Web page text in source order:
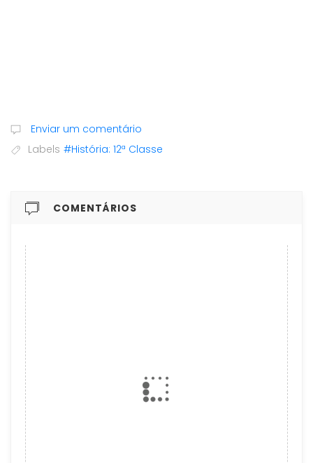
Enviar um comentário
Labels #História: 12ª Classe
COMENTÁRIOS